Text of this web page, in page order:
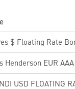
$ Floating Rate